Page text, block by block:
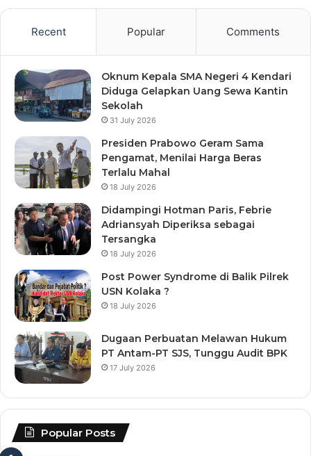
Recent Popular Comments
Oknum Kepala SMA Negeri 4 Kendari
Diduga Gelapkan Uang Sewa Kantin
Sekolah
31 July 2026
Presiden Prabowo Geram Sama
Pengamat, Menilai Harga Beras
Terlalu Mahal
18 July 2026
Didampingi Hotman Paris, Febrie
Adriansyah Diperiksa sebagai
Tersangka
18 July 2026
Post Power Syndrome di Balik Pilrek
USN Kolaka ?
18 July 2026
Dugaan Perbuatan Melawan Hukum
PT Antam-PT SJS, Tunggu Audit BPK
17 July 2026
Popular Posts